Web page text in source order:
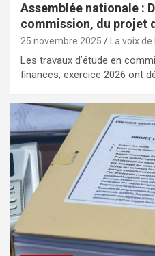
Assemblée nationale :
commission, du projet
25 novembre 2025 La voix
Les travaux d’étude en
finances, exercice 2026 ont